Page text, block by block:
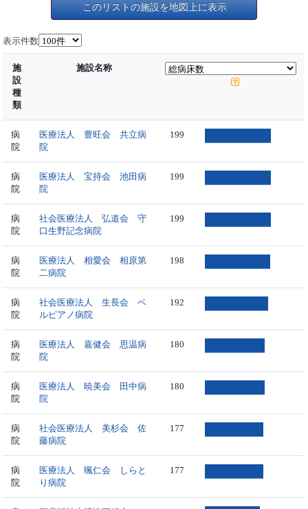
このリストの施設を地図上に表示
表示件数
施
設
種
類
施設名称
病
院
医療法人 豊旺会 共立病
院
199
病
院
医療法人 宝持会 池田病
院
199
病
院
社会医療法人 弘道会 守
口生野記念病院
199
病
院
医療法人 相愛会 相原第
二病院
198
病
院
社会医療法人 生長会 ベ
ルピアノ病院
192
病
院
医療法人 嘉健会 思温病
院
180
病
院
医療法人 暁美会 田中病
院
180
病
院
社会医療法人 美杉会 佐
藤病院
177
病
院
医療法人 颯仁会 しらと
り病院
177